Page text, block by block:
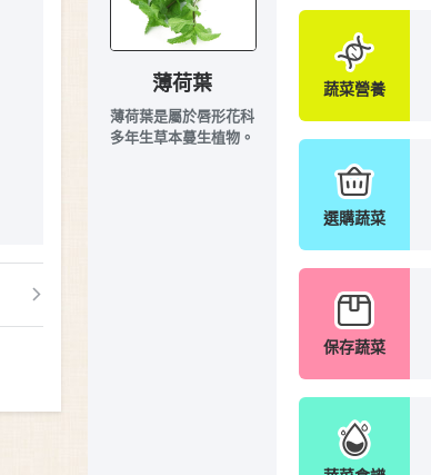
薄荷葉
薄荷葉是屬於唇形花科
多年生草本蔓生植物。
蔬菜營養
選購蔬菜
保存蔬菜